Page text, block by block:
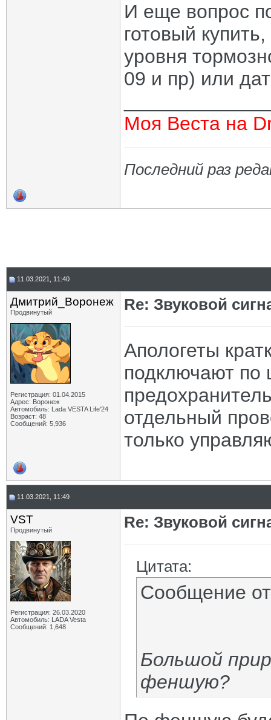
И еще вопрос
готовый
уровня
09 и пр) или
Моя Веста на
Последний раз
11.03.2021, 11:40
Дмитрий_Воронеж
Продвинутый
Регистрация: 01.04.2015
Адрес: Воронеж
Автомобиль: Lada VESTA Life'24
Возраст: 48
Сообщений: 5,936
Re: Звуковой
Апологеты
подключают по
отдельный
только
11.03.2021, 11:49
VST
Продвинутый
Регистрация: 26.03.2020
Автомобиль: LADA Vesta
Сообщений: 1,648
Re: Звуковой
Цитата:
Сообщение
Большой
феншую?